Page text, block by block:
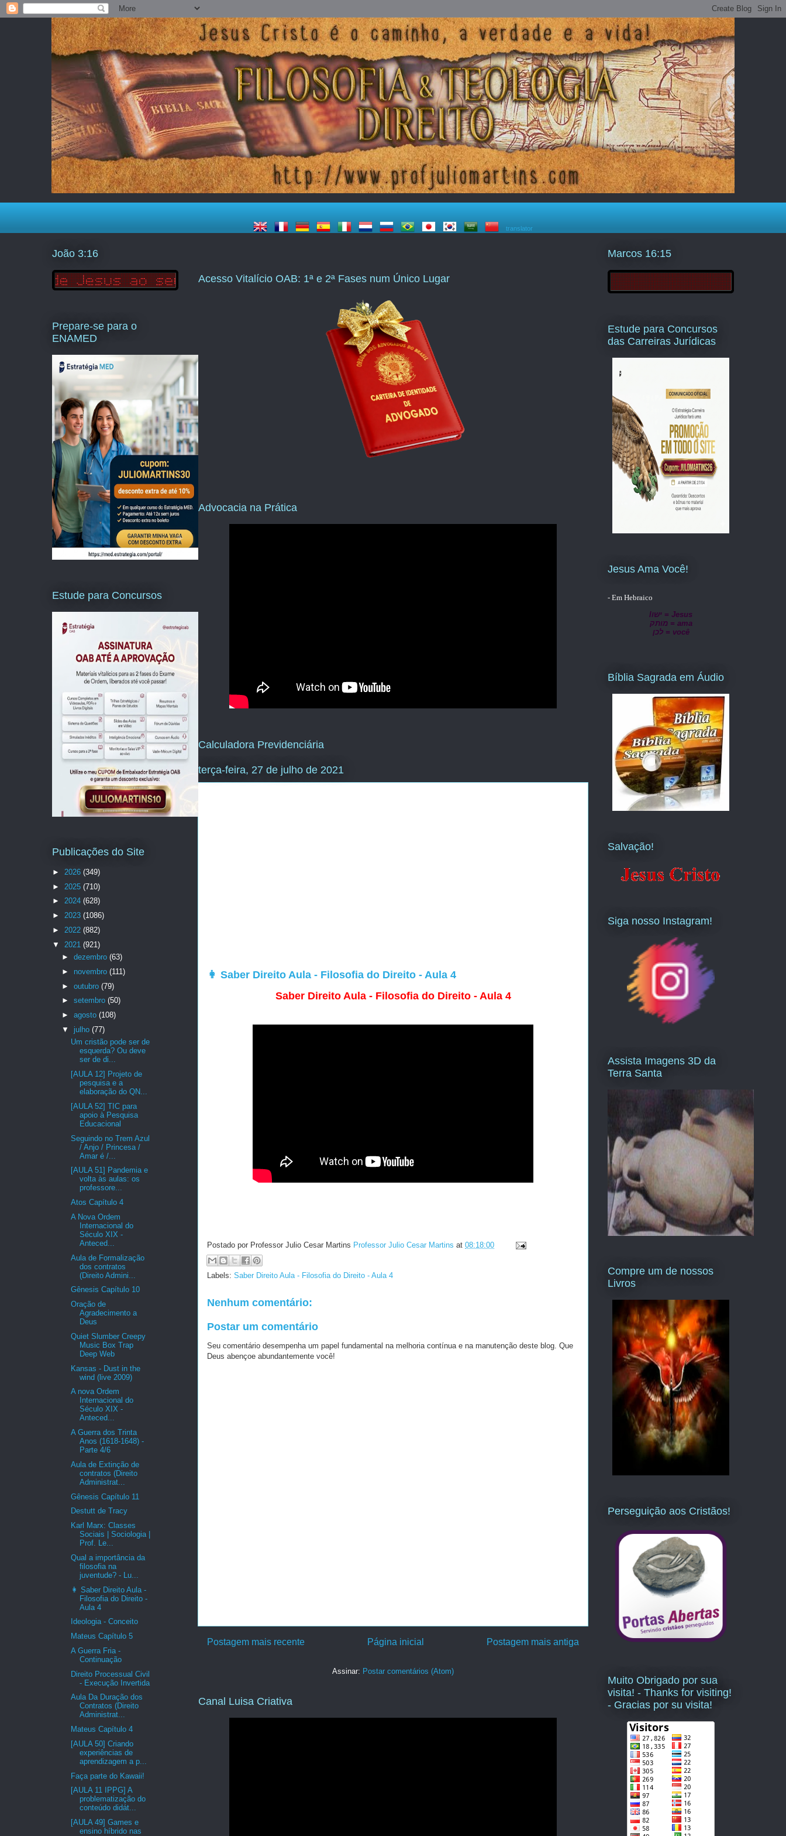
translator
Acesso Vitalício OAB: 1ª e 2ª Fases num Único Lugar
Advocacia na Prática
Calculadora Previdenciária
terça-feira, 27 de julho de 2021
👩 Saber Direito Aula - Filosofia do Direito - Aula 4
Saber Direito Aula - Filosofia do Direito - Aula 4
Postado por Professor Julio Cesar Martins Professor Julio Cesar Martins at 08:18:00
Labels: Saber Direito Aula - Filosofia do Direito - Aula 4
Nenhum comentário:
Postar um comentário
Seu comentário desempenha um papel fundamental na melhoria contínua e na manutenção deste blog. Que
Deus abençoe abundantemente você!
Postagem mais recente Postagem mais antiga
Página inicial
Assinar: Postar comentários (Atom)
Canal Luisa Criativa
João 3:16
Prepare-se para o
ENAMED
Estude para Concursos
Publicações do Site
► 2026 (349)
► 2025 (710)
► 2024 (628)
► 2023 (1086)
► 2022 (882)
▼ 2021 (921)
► dezembro (63)
► novembro (111)
► outubro (79)
► setembro (50)
► agosto (108)
▼ julho (77)
Um cristão pode ser de
esquerda? Ou deve
ser de di...
[AULA 12] Projeto de
pesquisa e a
elaboração do QN...
[AULA 52] TIC para
apoio à Pesquisa
Educacional
Seguindo no Trem Azul
/ Anjo / Princesa /
Amar é /...
[AULA 51] Pandemia e
volta às aulas: os
professore...
Atos Capítulo 4
A Nova Ordem
Internacional do
Século XIX -
Anteced...
Aula de Formalização
dos contratos
(Direito Admini...
Gênesis Capítulo 10
Oração de
Agradecimento a
Deus
Quiet Slumber Creepy
Music Box Trap
Deep Web
Kansas - Dust in the
wind (live 2009)
A nova Ordem
Internacional do
Século XIX -
Anteced...
A Guerra dos Trinta
Anos (1618-1648) -
Parte 4/6
Aula de Extinção de
contratos (Direito
Administrat...
Gênesis Capítulo 11
Destutt de Tracy
Karl Marx: Classes
Sociais | Sociologia |
Prof. Le...
Qual a importância da
filosofia na
juventude? - Lu...
👩 Saber Direito Aula -
Filosofia do Direito -
Aula 4
Ideologia - Conceito
Mateus Capítulo 5
A Guerra Fria -
Continuação
Direito Processual Civil
- Execução Invertida
Aula Da Duração dos
Contratos (Direito
Administrat...
Mateus Capítulo 4
[AULA 50] Criando
experiências de
aprendizagem a p...
Faça parte do Kawaii!
[AULA 11 IPPG] A
problematização do
conteúdo didát...
[AULA 49] Games e
ensino híbrido nas
Marcos 16:15
Estude para Concursos
das Carreiras Jurídicas
Jesus Ama Você!
- Em Hebraico
lישו = Jesus
מותק = ama
לכן = você
Bíblia Sagrada em Áudio
Salvação!
Siga nosso Instagram!
Assista Imagens 3D da
Terra Santa
Compre um de nossos
Livros
Perseguição aos Cristãos!
Muito Obrigado por sua
visita! - Thanks for visiting!
- Gracias por su visita!